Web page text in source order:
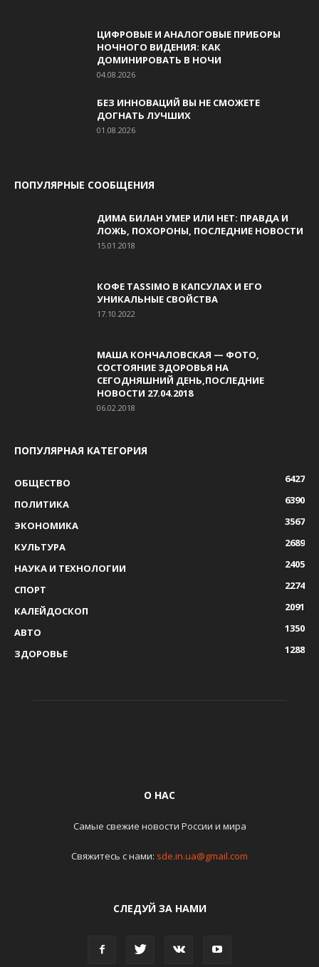
ЦИФРОВЫЕ И АНАЛОГОВЫЕ ПРИБОРЫ
НОЧНОГО ВИДЕНИЯ: КАК
ДОМИНИРОВАТЬ В НОЧИ
04.08.2026
БЕЗ ИННОВАЦИЙ ВЫ НЕ СМОЖЕТЕ
ДОГНАТЬ ЛУЧШИХ
01.08.2026
ПОПУЛЯРНЫЕ СООБЩЕНИЯ
ДИМА БИЛАН УМЕР ИЛИ НЕТ: ПРАВДА И
ЛОЖЬ, ПОХОРОНЫ, ПОСЛЕДНИЕ НОВОСТИ
15.01.2018
КОФЕ TASSIMO В КАПСУЛАХ И ЕГО
УНИКАЛЬНЫЕ СВОЙСТВА
17.10.2022
МАША КОНЧАЛОВСКАЯ — ФОТО,
СОСТОЯНИЕ ЗДОРОВЬЯ НА
СЕГОДНЯШНИЙ ДЕНЬ,ПОСЛЕДНИЕ
НОВОСТИ 27.04.2018
06.02.2018
ПОПУЛЯРНАЯ КАТЕГОРИЯ
ОБЩЕСТВО
6427
ПОЛИТИКА
6390
ЭКОНОМИКА
3567
КУЛЬТУРА
2689
НАУКА И ТЕХНОЛОГИИ
2405
СПОРТ
2274
КАЛЕЙДОСКОП
2091
АВТО
1350
ЗДОРОВЬЕ
1288
О НАС
Самые свежие новости России и мира
Свяжитесь с нами: sde.in.ua@gmail.com
СЛЕДУЙ ЗА НАМИ